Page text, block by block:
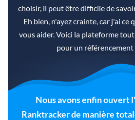
choisir, il peut être difficile de
Eh bien, n'ayez crainte, car j'ai
vous aider. Voici la plateforme
pour un référencement
Nous avons enfin ouvert
Ranktracker de manière